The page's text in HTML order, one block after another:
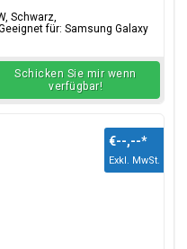
Schwarz,
für: Samsung Galaxy
Schicken Sie mir wenn
verfügbar!
€--,--*
Exkl. MwSt.